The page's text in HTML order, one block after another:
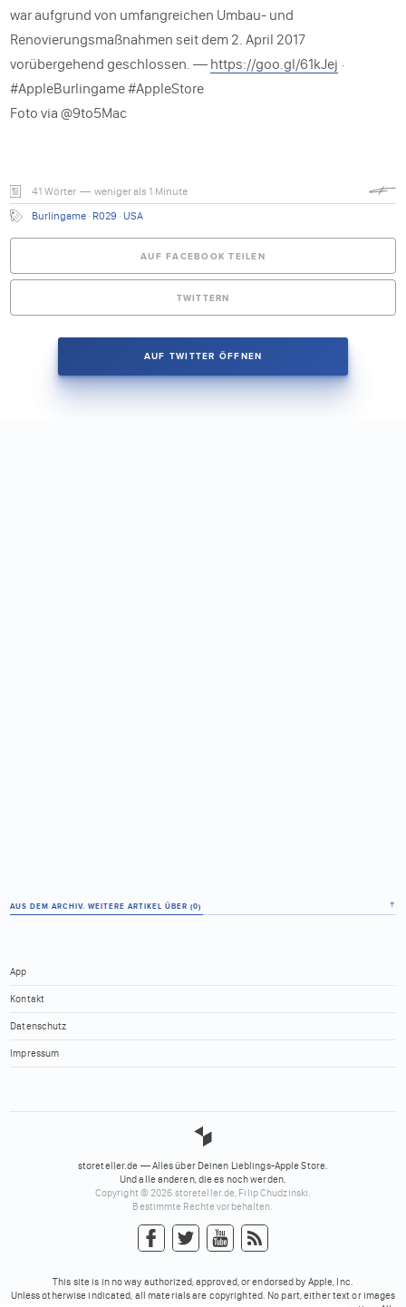
war aufgrund von umfangreichen Umbau- und
Renovierungsmaßnahmen seit dem 2. April 2017
vorübergehend geschlossen. — https://goo.gl/61kJej ·
#AppleBurlingame #AppleStore
Foto via @9to5Mac
41 Wörter — weniger als 1 Minute
Burlingame · R029 · USA
AUF FACEBOOK TEILEN
TWITTERN
AUF TWITTER ÖFFNEN
AUS DEM ARCHIV. WEITERE ARTIKEL ÜBER (0) ↑
App
Kontakt
Datenschutz
Impressum
storeteller.de — Alles über Deinen Lieblings-Apple Store.
Und alle anderen, die es noch werden.
Copyright © 2026 storeteller.de, Filip Chudzinski.
Bestimmte Rechte vorbehalten.
This site is in no way authorized, approved, or endorsed by Apple, Inc.
Unless otherwise indicated, all materials are copyrighted. No part, either text or images